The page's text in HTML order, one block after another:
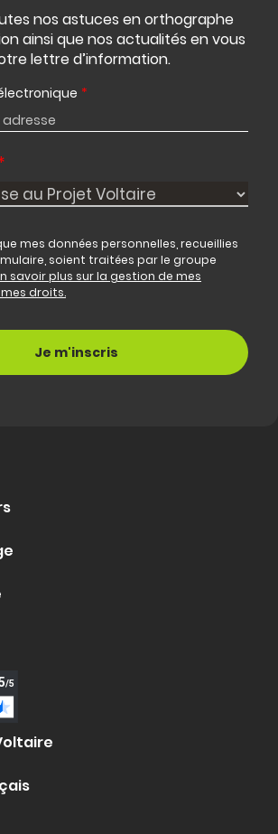
nos astuces en orthographe
ainsi que nos actualités en vous
lettre d’information.
*
mes données personnelles, recueillies
soient traitées par le groupe
savoir plus sur la gestion de mes
droits.